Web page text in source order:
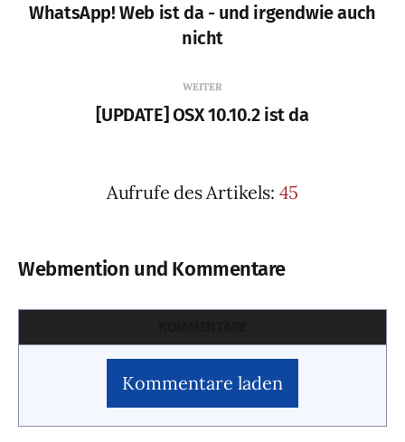
WhatsApp! Web ist da - und irgendwie auch
nicht
WEITER
[UPDATE] OSX 10.10.2 ist da
Aufrufe des Artikels: 45
Webmention und Kommentare
Kommentare laden